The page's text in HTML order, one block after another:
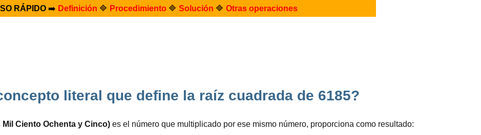
RÁPIDO➡️ Definición 🔷 Procedimiento🔷 Solución 🔷 Otras operaciones
literal que define la raíz cuadrada de 6185?
Mil Ciento Ochenta y Cinco) es el número que multiplicado por ese mismo número, proporciona como resultado: